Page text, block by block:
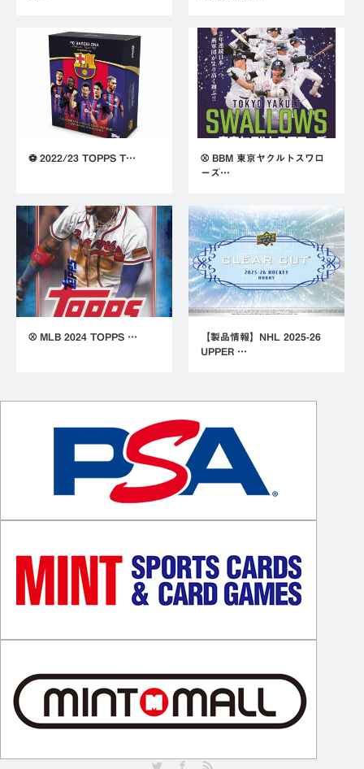
⚽ 2022/23 TOPPS T…
⚾ BBM 東京ヤクルトスワロ
ーズ…
⚾ MLB 2024 TOPPS …
【製品情報】NHL 2025-26
UPPER …